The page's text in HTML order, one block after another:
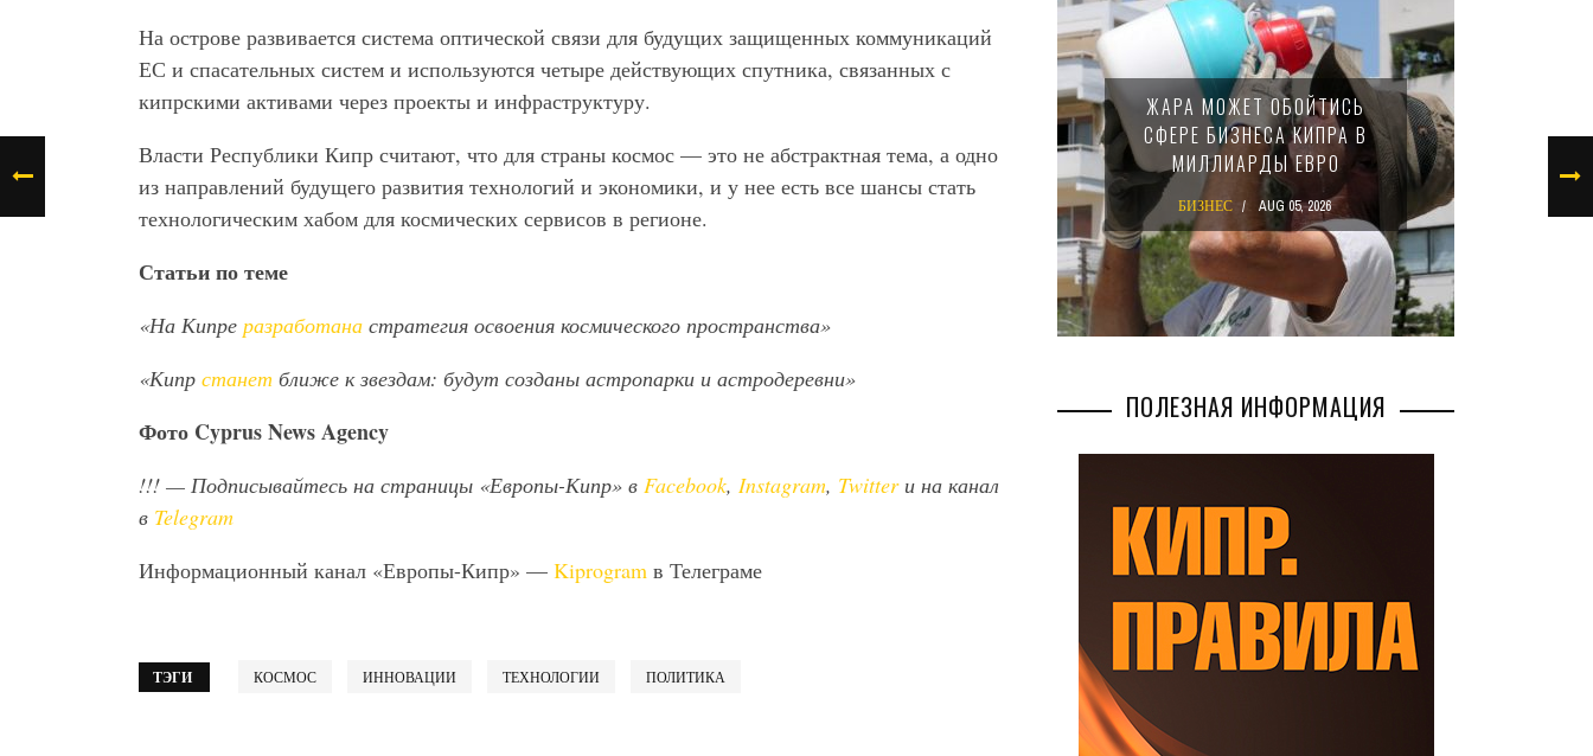
На острове развивается система оптической связи для будущих защищенных коммуникаций
ЕС и спасательных систем и используются четыре действующих спутника, связанных с
кипрскими активами через проекты и инфраструктуру.
Власти Республики Кипр считают, что для страны космос — это не абстрактная тема, а одно
из направлений будущего развития технологий и экономики, и у нее есть все шансы стать
технологическим хабом для космических сервисов в регионе.
Статьи по теме
«На Кипре разработана стратегия освоения космического пространства»
«Кипр станет ближе к звездам: будут созданы астропарки и астродеревни»
Фото CyprusNewsAgency
!!! — Подписывайтесь на страницы «Европы-Кипр» в Facebook, Instagram, Twitterи на канал
в Telegram
Информационный канал «Европы-Кипр» — Kiprogram в Телеграме
ТЭГИ КОСМОС ИННОВАЦИИ ТЕХНОЛОГИИ ПОЛИТИКА
МЕСТОРОЖДЕНИИ KRONOS
НА КИПРСКОМ ШЕЛЬФЕ
ЖАРА МОЖЕТ ОБОЙТИСЬ
СФЕРЕ БИЗНЕСА КИПРА В
МИЛЛИАРДЫ ЕВРО
БИЗНЕС AUG 05, 2026
ПОЛЕЗНАЯ ИНФОРМАЦИЯ